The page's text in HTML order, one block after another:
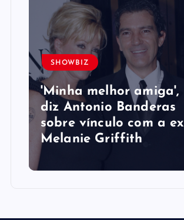
SHOWBIZ
'Minha melhor amiga',
diz Antonio Banderas
sobre vínculo com a ex
Melanie Griffith